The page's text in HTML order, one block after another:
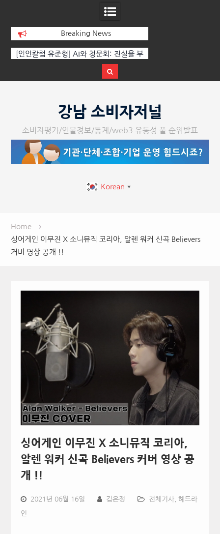
Breaking News
‘K-AI 아트 거장’ 장인보 감독, Ai 기술에
페스티벌’ 성황리에 막 내려
강남 소비자저널
소비자평가/인물정보/통계/web3 유동성 풀 순위발표
Korean ▼
Home
싱어게인 이무진 X 소니뮤직 코리아, 알렌 워커 신곡 Believers
커버 영상 공개 !!
싱어게인 이무진 X 소니뮤직 코리아,
알렌 워커 신곡 Believers 커버 영상 공
개 !!
2021년 06월 16일 김은정 전체기사, 헤드라
인